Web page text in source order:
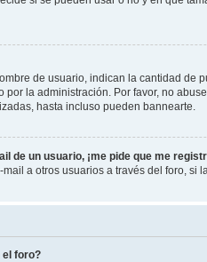
de usuario, indican la cantidad
por la administración. Por favor, no
hasta incluso pueden bannearte.
de un usuario, ¡me pide que me
a otros usuarios a través del foro,
el foro?